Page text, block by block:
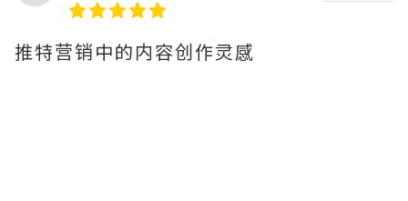
推特营销中的内容创作灵感